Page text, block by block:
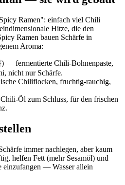
Ramen": einfach viel Chili
Hitze, die den
Ramen bauen Schärfe in
Aroma:
— fermentierte Chili-Bohnenpaste,
nicht nur Schärfe.
Chiliflocken, fruchtig-rauchig,
Öl zum Schluss, für den frischen
immer nachlegen, aber kaum
helfen Fett (mehr Sesamöl) und
einzufangen — Wasser allein